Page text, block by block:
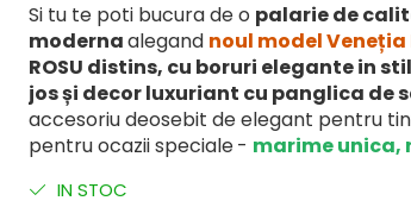
Si tu te poti bucura de o palarie de
modernaalegand noul model Veneția
ROSU distins, cu boruri elegante in
jos și decor luxuriant cu panglica de
accesoriu deosebit de elegant pentru
pentru ocazii speciale- marime unica,
IN STOC